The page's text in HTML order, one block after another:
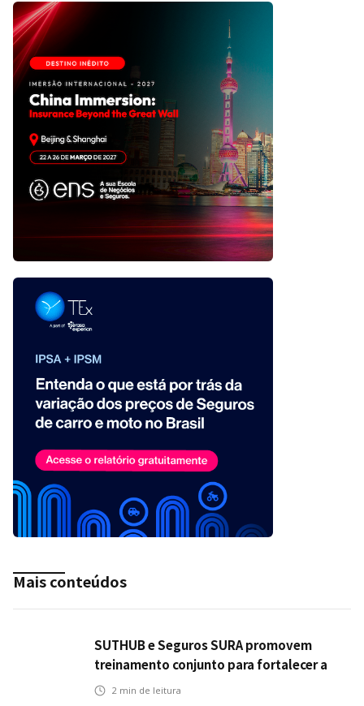
Mais conteúdos
SUTHUB e Seguros SURA promovem
treinamento conjunto para fortalecer a
operação comercial do Seguro Mobilidade
2 min de leitura